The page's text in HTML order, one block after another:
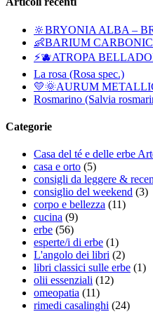
🔆BRYONIA ALBA –
👶BARIUM
⚡🫐ATROPA
La rosa (Rosa spec.)
💛🌞AURUM
Rosmarino (Salvia
Categorie
Casa del té e delle erbe
casa e orto (5)
consigli da leggere &
consiglio del weekend (3)
corpo e bellezza (11)
cucina (9)
erbe (56)
esperte/i di erbe (1)
L'angolo dei libri (2)
libri classici sulle erbe (1)
olii essenziali (12)
omeopatia (11)
rimedi casalinghi (24)